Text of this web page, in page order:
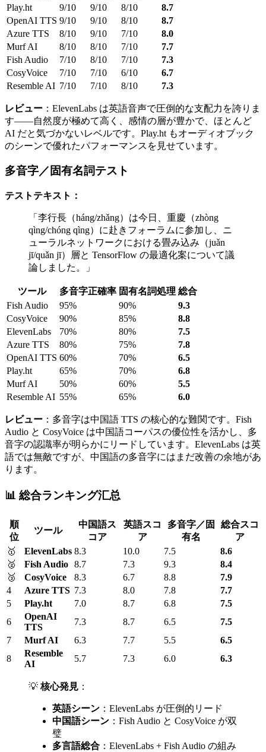
Play.ht
9/10 9/10 8/10
8.7
OpenAI TTS 9/10 9/10 8/10
8.7
Azure TTS
8/10 9/10 7/10
8.0
Murf AI
8/10 8/10 7/10
7.7
Fish Audio
7/10 8/10 7/10
7.3
CosyVoice
7/10 7/10 6/10
6.7
Resemble AI 7/10 7/10 8/10 7.3
レビュー ：ElevenLabs は英語音声で圧倒的な支配力を誇りま
す——自然度が極めて高く、感情の層が豊かで、ほとんど
AI だと気づかないレベルです。Play.ht もオーディオブック
のシーンで優れたパフォーマンスを見せています。
多音字／固有名詞テスト
テストテキスト：
「李行長（háng/zhǎng）は今日、重慶（zhòng
qìng/chóng qìng）に赴きフォーラムに参加し、ニ
ューラルネットワークにおける畳み込み（juǎn
jī/quǎn jī）層と TensorFlow の最適化案について議
論しました。」
ツール 多音字正確率 固有名詞処理 総合
Fish Audio
95% 90%
9.3
CosyVoice
90% 85%
8.8
ElevenLabs
70% 80%
7.5
Azure TTS
80% 75%
7.8
OpenAI TTS 60% 70%
6.5
Play.ht
65% 70%
6.8
Murf AI
50% 60%
5.5
Resemble AI 55% 65% 6.0
レビュー ：多音字は中国語 TTS の核心的な難関です。Fish
Audio と CosyVoice は中国語コーパスの優位性を活かし、多
音字の認識率が明らかにリードしています。ElevenLabs は英
語では無敵ですが、中国語の多音字にはまだ改善の余地があ
ります。
📊 総合ランキング汇总
順
位
ツール
中国語ス
コア
英語スコ
ア
多音字／固
有名
総合スコ
ア
🥇
ElevenLabs 8.3 10.0 7.5
8.6
🥈
Fish Audio 8.7 7.3 9.3
8.4
🥉
CosyVoice 8.3 6.7 8.8
7.9
4
Azure TTS 7.3 8.0 7.8
7.7
5
Play.ht 7.0 8.7 6.8
7.5
6
OpenAI
TTS
7.3 8.7 6.5
7.5
7
Murf AI 6.3 7.7 5.5
6.5
8
Resemble
AI
5.7 7.3 6.0 6.3
💡 核心発見 ：
英語シーン ：ElevenLabs が圧倒的リード
中国語シーン ：Fish Audio と CosyVoice が双
璧
多言語総合 ：ElevenLabs + Fish Audio の組み